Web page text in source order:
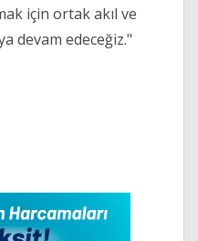
için ortak akıl ve
devam edeceğiz."